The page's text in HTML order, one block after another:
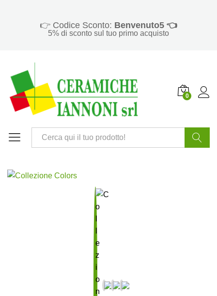
👉 Codice Sconto: Benvenuto5 👈
5% di sconto sul tuo primo acquisto
0